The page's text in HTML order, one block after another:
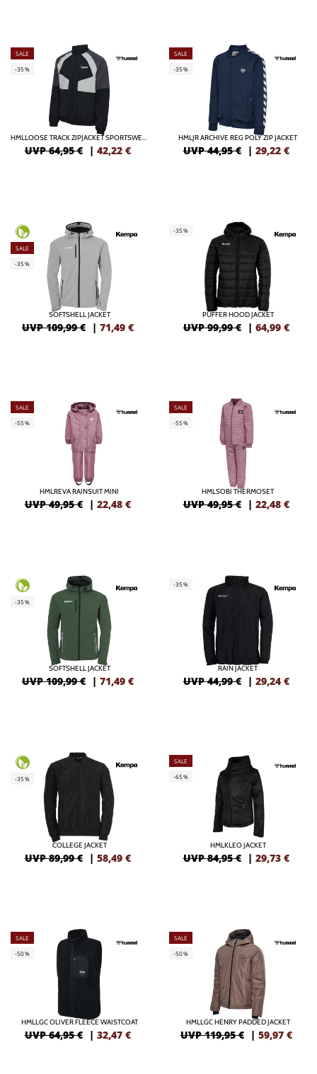
SALE
-35%
HMLLOOSE TRACK ZIPJACKET SPORTSWEAR
UVP 64,95 € | 42,22 €
SALE
-35%
HMLJR ARCHIVE REG POLY ZIP JACKET
UVP 44,95 € | 29,22 €
SALE
-35%
SOFTSHELL JACKET
UVP 109,99 € | 71,49 €
-35%
PUFFER HOOD JACKET
UVP 99,99 € | 64,99 €
SALE
-55%
HMLREVA RAINSUIT MINI
UVP 49,95 € | 22,48 €
SALE
-55%
HMLSOBI THERMOSET
UVP 49,95 € | 22,48 €
-35%
SOFTSHELL JACKET
UVP 109,99 € | 71,49 €
-35%
RAIN JACKET
UVP 44,99 € | 29,24 €
-35%
COLLEGE JACKET
UVP 89,99 € | 58,49 €
SALE
-65%
HMLKLEO JACKET
UVP 84,95 € | 29,73 €
SALE
-50%
HMLLGC OLIVER FLEECE WAISTCOAT
UVP 64,95 € | 32,47 €
SALE
-50%
HMLLGC HENRY PADDED JACKET
UVP 119,95 € | 59,97 €